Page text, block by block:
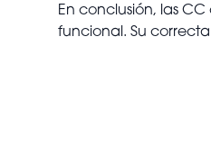
En conclusión, las
funcional. Su